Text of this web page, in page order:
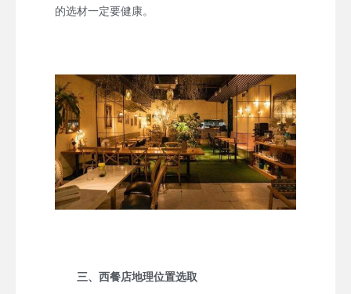
的选材一定要健康。
三、西餐店地理位置选取